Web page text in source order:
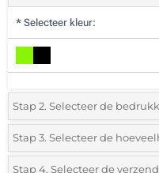
* Selecteer kleur:
Stap 2. Selecteer de
*Selecteer de bedrukking en
1 Kleur (Op het gesp)
Stap 3. Selecteer de
*Selecteer uit de lijst of voeg
Stap 4. Selecteer de